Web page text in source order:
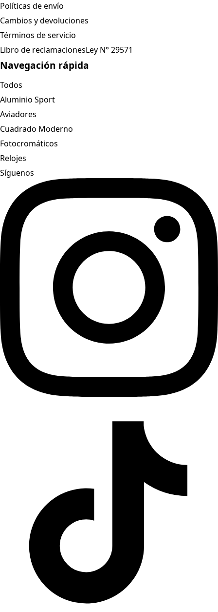
Políticas de envío
Cambios y devoluciones
Términos de servicio
Libro de reclamacionesLey N° 29571
Navegación rápida
Todos
Aluminio Sport
Aviadores
Cuadrado Moderno
Fotocromáticos
Relojes
Síguenos